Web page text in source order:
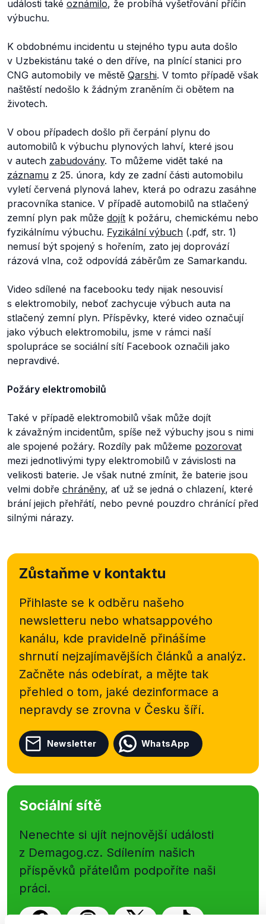
události také oznámilo, že probíhá vyšetřování příčin
výbuchu.
K obdobnému incidentu u stejného typu auta došlo
v Uzbekistánu také o den dříve, na plnící stanici pro
CNG automobily ve městě Qarshi. V tomto případě však
naštěstí nedošlo k žádným zraněním či obětem na
životech.
V obou případech došlo při čerpání plynu do
automobilů k výbuchu plynových lahví, které jsou
v autech zabudovány. To můžeme vidět také na
záznamu z 25. února, kdy ze zadní části automobilu
vyletí červená plynová lahev, která po odrazu zasáhne
pracovníka stanice. V případě automobilů na stlačený
zemní plyn pak může dojít k požáru, chemickému nebo
fyzikálnímu výbuchu. Fyzikální výbuch (.pdf, str. 1)
nemusí být spojený s hořením, zato jej doprovází
rázová vlna, což odpovídá záběrům ze Samarkandu.
Video sdílené na facebooku tedy nijak nesouvisí
s elektromobily, neboť zachycuje výbuch auta na
stlačený zemní plyn. Příspěvky, které video označují
jako výbuch elektromobilu, jsme v rámci naší
spolupráce se sociální sítí Facebook označili jako
nepravdivé.
Požáry elektromobilů
Také v případě elektromobilů však může dojít
k závažným incidentům, spíše než výbuchy jsou s nimi
ale spojené požáry. Rozdíly pak můžeme pozorovat
mezi jednotlivými typy elektromobilů v závislosti na
velikosti baterie. Je však nutné zmínit, že baterie jsou
velmi dobře chráněny, ať už se jedná o chlazení, které
brání jejich přehřátí, nebo pevné pouzdro chránící před
silnými nárazy.
Zůstaňme v kontaktu
Přihlaste se k odběru našeho
newsletteru nebo whatsappového
kanálu, kde pravidelně přinášíme
shrnutí nejzajímavějších článků a analýz.
Začněte nás odebírat, a mějte tak
přehled o tom, jaké dezinformace a
nepravdy se zrovna v Česku šíří.
Newsletter WhatsApp
Sociální sítě
Nenechte si ujít nejnovější události
z Demagog.cz. Sdílením našich
příspěvků přátelům podpoříte naši
práci.